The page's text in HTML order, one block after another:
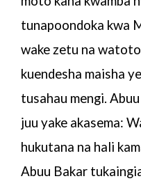
tunapoondoka kwa
wake zetu na
kuendesha maisha
tusahau mengi.
juu yake akasema:
hukutana na hali
Abuu Bakar